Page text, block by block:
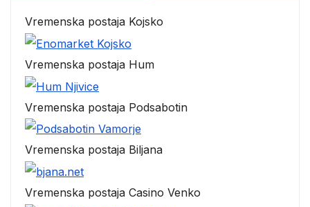
Vremenska postaja Kojsko
Vremenska postaja Hum
Vremenska postaja Podsabotin
Vremenska postaja Biljana
Vremenska postaja Casino Venko